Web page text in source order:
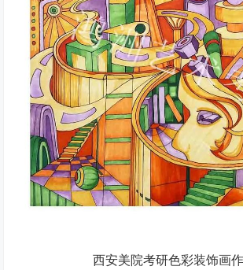
西安美院考研色彩装饰画